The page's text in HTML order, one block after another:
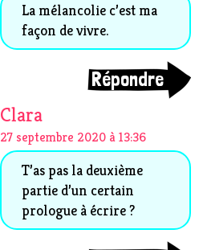
La mélancolie c’est ma
façon de vivre.
Répondre
Clara
27 septembre 2020 à 13:36
T’as pas la deuxième
partie d’un certain
prologue à écrire ?